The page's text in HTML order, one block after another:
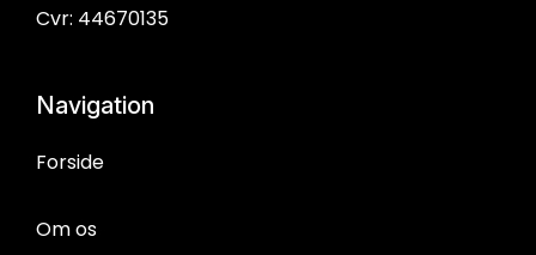
Cvr: 44670135
Navigation
Forside
Om os